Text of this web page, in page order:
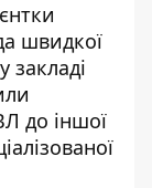
швидкої
закладі
до іншої